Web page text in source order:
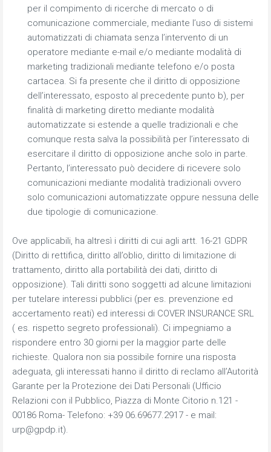
per il compimento di ricerche di mercato o di
comunicazione commerciale, mediante l’uso di sistemi
automatizzati di chiamata senza l’intervento di un
operatore mediante e-mail e/o mediante modalità di
marketing tradizionali mediante telefono e/o posta
cartacea. Si fa presente che il diritto di opposizione
dell’interessato, esposto al precedente punto b), per
finalità di marketing diretto mediante modalità
automatizzate si estende a quelle tradizionali e che
comunque resta salva la possibilità per l’interessato di
esercitare il diritto di opposizione anche solo in parte.
Pertanto, l’interessato può decidere di ricevere solo
comunicazioni mediante modalità tradizionali ovvero
solo comunicazioni automatizzate oppure nessuna delle
due tipologie di comunicazione.
Ove applicabili, ha altresì i diritti di cui agli artt. 16-21 GDPR
(Diritto di rettifica, diritto all’oblio, diritto di limitazione di
trattamento, diritto alla portabilità dei dati, diritto di
opposizione). Tali diritti sono soggetti ad alcune limitazioni
per tutelare interessi pubblici (per es. prevenzione ed
accertamento reati) ed interessi di COVER INSURANCE SRL
( es. rispetto segreto professionali). Ci impegniamo a
rispondere entro 30 giorni per la maggior parte delle
richieste. Qualora non sia possibile fornire una risposta
adeguata, gli interessati hanno il diritto di reclamo all’Autorità
Garante per la Protezione dei Dati Personali (Ufficio
Relazioni con il Pubblico, Piazza di Monte Citorio n.121 -
00186 Roma- Telefono: +39 06.69677.2917 - e mail:
urp@gpdp.it).